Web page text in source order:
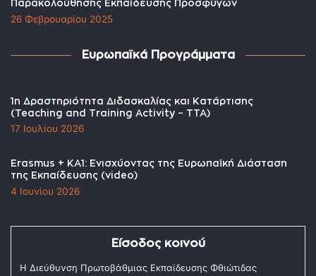
Παρακολούθησης Εκπαίδευσης Προσφύγων
26 Φεβρουαρίου 2025
Ευρωπαϊκά Προγράμματα
1η Δραστηριότητα Διδασκαλίας και Κατάρτισης
(Teaching and Training Activity – TTA)
17 Ιουλίου 2026
Erasmus + KA1: Ενισχύοντας της Ευρωπαϊκή Διάσταση
της Εκπαίδευσης (video)
4 Ιουνίου 2026
Είσοδος κοινού
Η Διεύθυνση Πρωτοβάθμιας Εκπαίδευσης Φθιώτιδας